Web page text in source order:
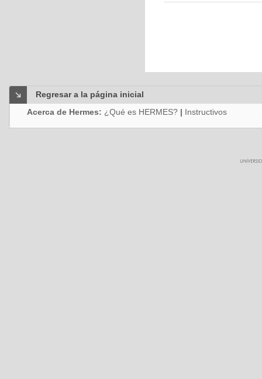
Regresar a la página inicial
Acerca de Hermes: ¿Qué es HERMES? | Instructivos